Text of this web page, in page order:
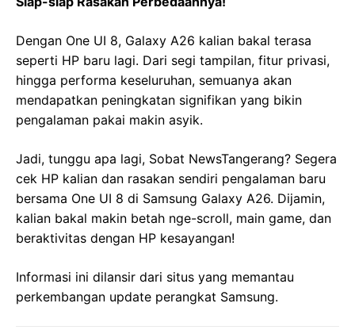
Dengan One UI 8, Galaxy A26 kalian bakal terasa
seperti HP baru lagi. Dari segi tampilan, fitur privasi,
hingga performa keseluruhan, semuanya akan
mendapatkan peningkatan signifikan yang bikin
pengalaman pakai makin asyik.
Jadi, tunggu apa lagi, Sobat NewsTangerang? Segera
cek HP kalian dan rasakan sendiri pengalaman baru
bersama One UI 8 di Samsung Galaxy A26. Dijamin,
kalian bakal makin betah nge-scroll, main game, dan
beraktivitas dengan HP kesayangan!
Informasi ini dilansir dari situs yang memantau
perkembangan update perangkat Samsung.